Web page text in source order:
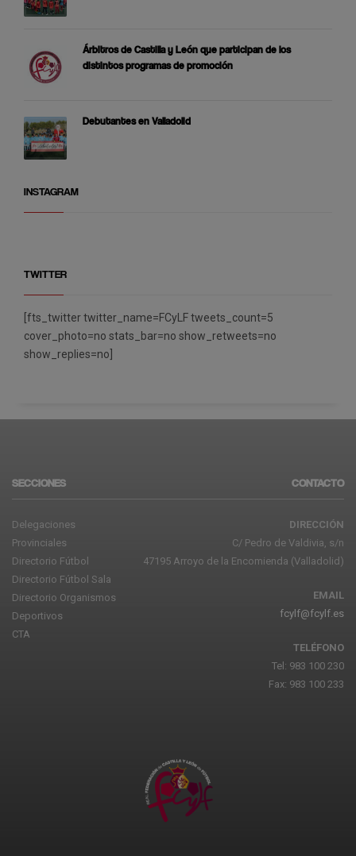
Árbitros de Castilla y León que participan de los
distintos programas de promoción
Debutantes en Valladolid
INSTAGRAM
TWITTER
[fts_twitter twitter_name=FCyLF tweets_count=5
cover_photo=no stats_bar=no show_retweets=no
show_replies=no]
SECCIONES
Delegaciones
Provinciales
Directorio Fútbol
Directorio Fútbol Sala
Directorio Organismos
Deportivos
CTA
CONTACTO
DIRECCIÓN
C/ Pedro de Valdivia, s/n
47195 Arroyo de la Encomienda (Valladolid)
EMAIL
fcylf@fcylf.es
TELÉFONO
Tel: 983 100 230
Fax: 983 100 233